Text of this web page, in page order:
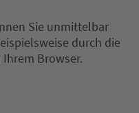
Sie unmittelbar
durch die
Browser.